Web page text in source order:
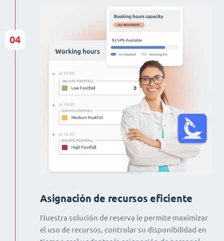
Asignación de recursos eficiente
Nuestra solución de reserva le permite maximizar
el uso de recursos, controlar su disponibilidad en
04